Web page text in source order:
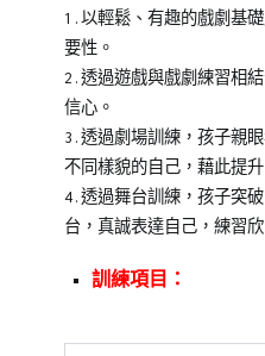
1.以輕鬆、有趣的戲劇基
要性。
2.透過遊戲與戲劇練習相
信心。
3.透過劇場訓練，孩子親
不同樣貌的自己，藉此提升
4.透過舞台訓練，孩子突
台，真誠表達自己，練習欣
訓練項目：